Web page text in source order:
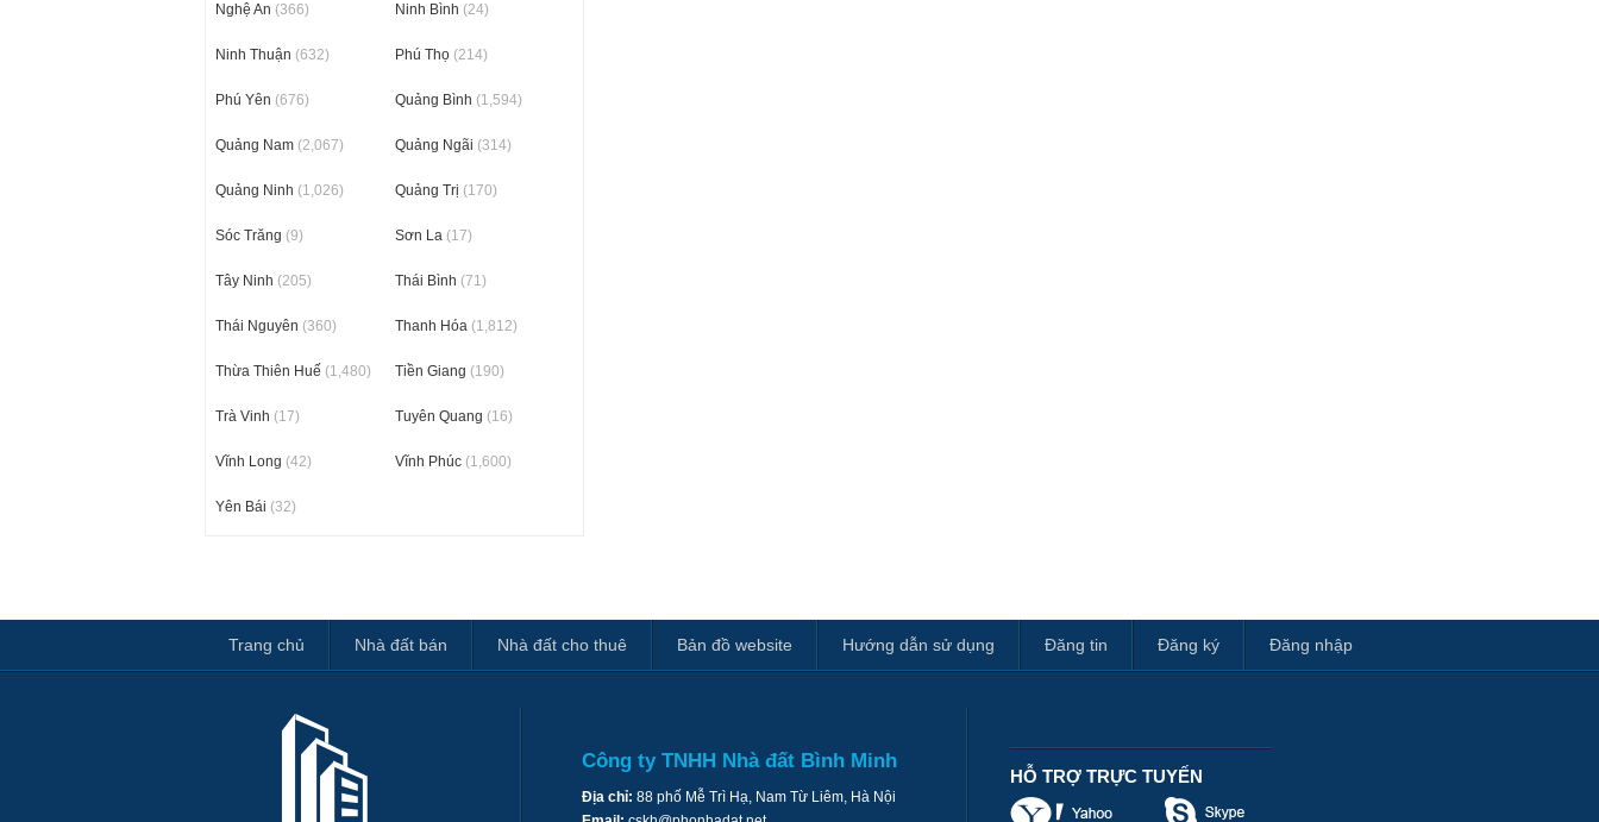
Nghệ An (366) Ninh Bình (24)
Ninh Thuận (632) Phú Thọ (214)
Phú Yên (676) Quảng Bình (1,594)
Quảng Nam (2,067) Quảng Ngãi (314)
Quảng Ninh (1,026) Quảng Trị (170)
Sóc Trăng (9) Sơn La (17)
Tây Ninh (205) Thái Bình (71)
Thái Nguyên (360) Thanh Hóa (1,812)
Thừa Thiên Huế (1,480) Tiền Giang (190)
Trà Vinh (17) Tuyên Quang (16)
Vĩnh Long (42) Vĩnh Phúc (1,600)
Yên Bái (32)
Trang chủ Nhà đất bán Nhà đất cho thuê Bản đồ website Hướng dẫn sử dụng Đăng tin Đăng ký Đăng nhập
Công ty TNHH Nhà đất Bình Minh
Địa chỉ: 88 phố Mễ Trì Hạ, Nam Từ Liêm, Hà Nội
HỖ TRỢ TRỰC TUYẾN